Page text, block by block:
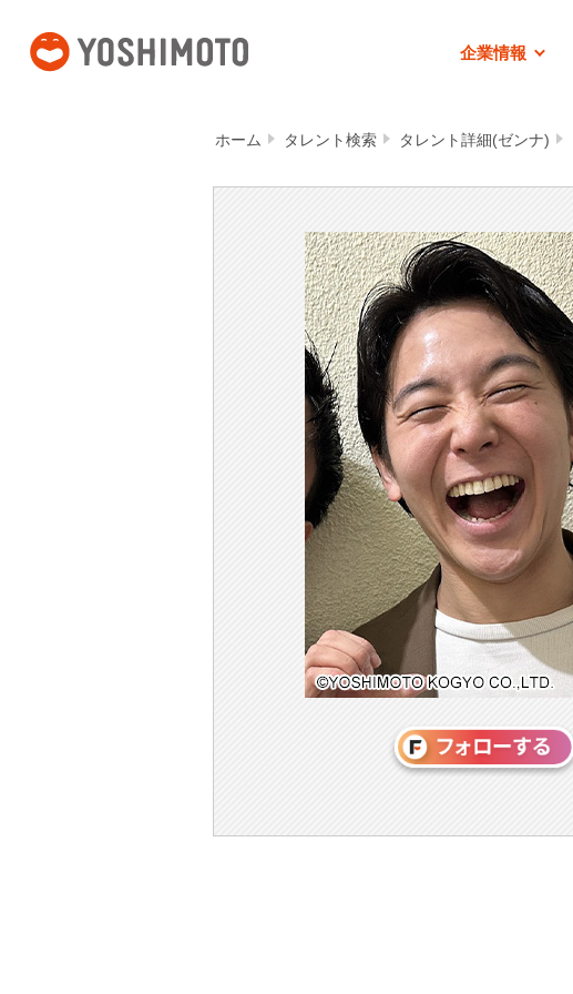
企業情報
ホーム タレント検索 タレント詳細(ゼンナ)